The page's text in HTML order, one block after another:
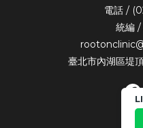
電話 /
統編
臺北市內湖區堤